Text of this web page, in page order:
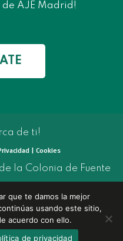
de AJE Madrid!
de ti!
| Cookies
la Colonia de Fuente
Comunicación
que te damos la mejor
usando este sitio,
acuerdo con ello.
de privacidad